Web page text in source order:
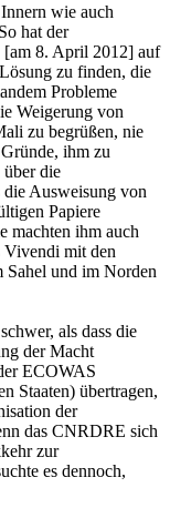
wie auch
hat der
8. April 2012] auf
zu finden, die
Probleme
Weigerung von
zu begrüßen, nie
ihm zu
die
Ausweisung von
Papiere
machten ihm auch
mit den
Sahel und im Norden
als dass die
der Macht
ECOWAS
Staaten) übertragen,
der
das CNRDRE sich
zur
es dennoch,